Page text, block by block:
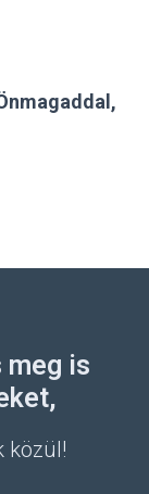
meg is
közül!